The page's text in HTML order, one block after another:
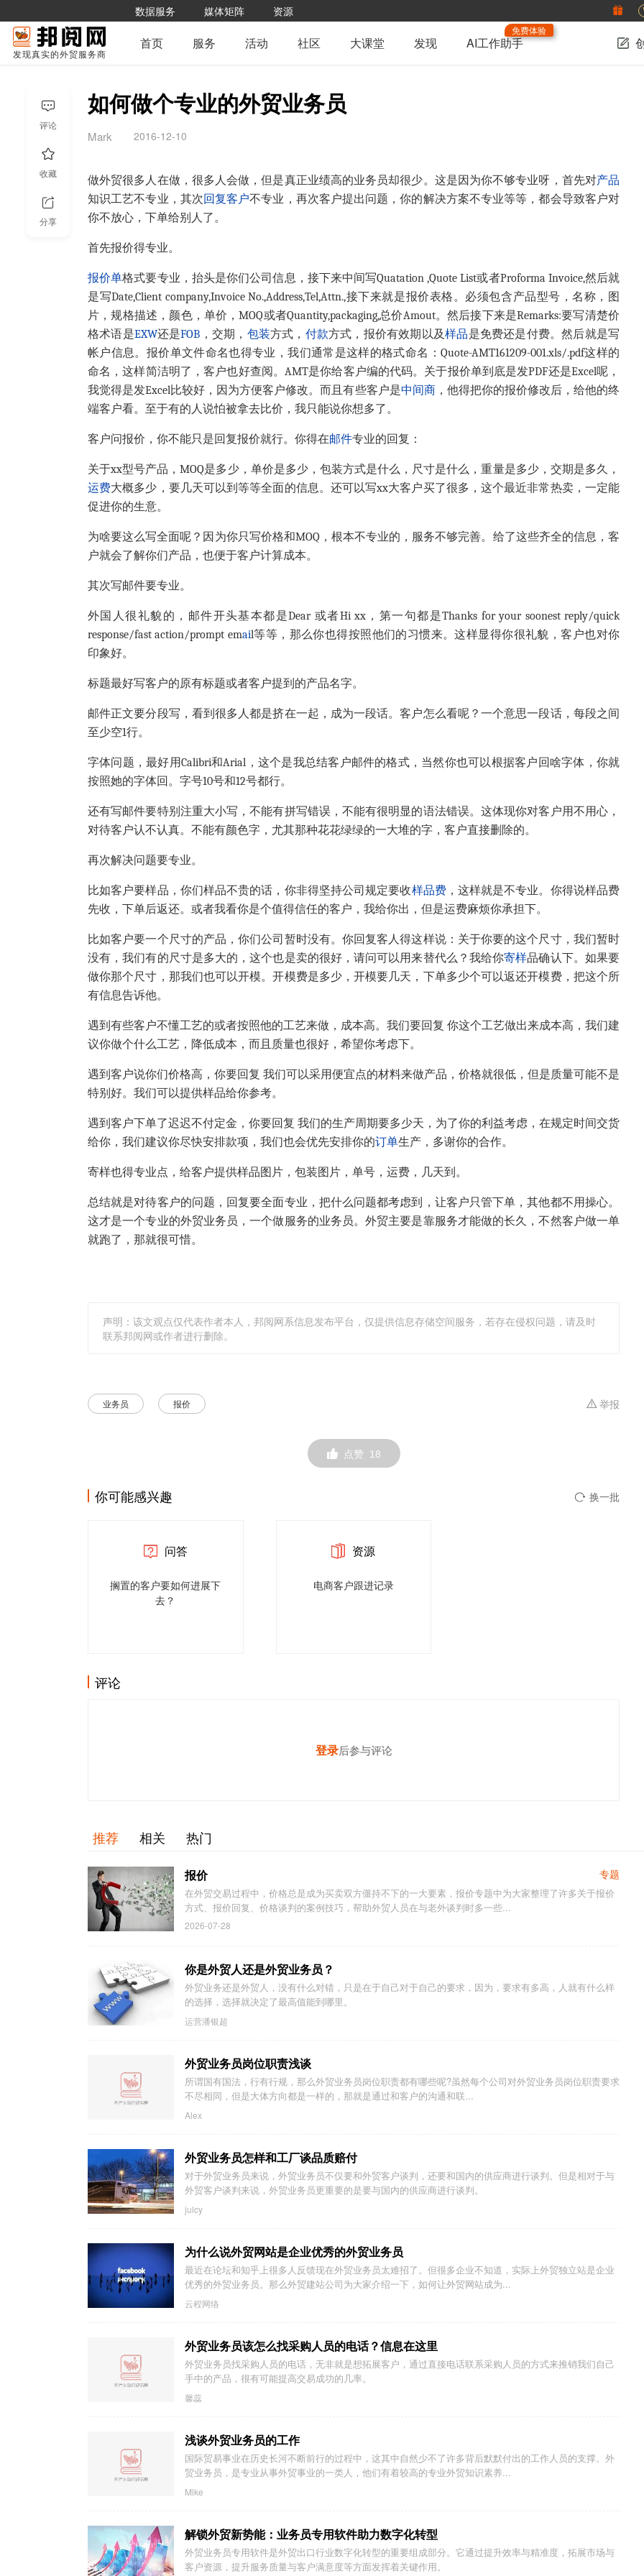
数据服务 媒体矩阵 资源
发现真实的外贸服务商
首页 服务 活动 社区 大课堂 发现 AI工作助手
免费体验
如何做个专业的外贸业务员
Mark 2016-12-10
做外贸很多人在做，很多人会做，但是真正业绩高的业务员却很少。这是因为你不够专业呀，首先对产品
知识工艺不专业，其次回复客户不专业，再次客户提出问题，你的解决方案不专业等等，都会导致客户对
你不放心，下单给别人了。
首先报价得专业。
报价单格式要专业，抬头是你们公司信息，接下来中间写Quatation ,Quote List或者Proforma Invoice,然后就
是写Date,Client company,Invoice No.,Address,Tel,Attn.,接下来就是报价表格。必须包含产品型号，名称，图
片，规格描述，颜色，单价，MOQ或者Quantity,packaging,总价Amout。然后接下来是Remarks:要写清楚价
格术语是EXW还是FOB ，交期， 包装方式， 付款方式，报价有效期以及样品是免费还是付费。然后就是写
帐户信息。报价单文件命名也得专业，我们通常是这样的格式命名：Quote-AMT161209-001.xls/.pdf这样的
命名，这样简洁明了，客户也好查阅。AMT是你给客户编的代码。关于报价单到底是发PDF还是Excel呢，
我觉得是发Excel比较好，因为方便客户修改。而且有些客户是中间商，他得把你的报价修改后，给他的终
端客户看。至于有的人说怕被拿去比价，我只能说你想多了。
客户问报价，你不能只是回复报价就行。你得在邮件专业的回复：
关于xx型号产品，MOQ是多少，单价是多少，包装方式是什么，尺寸是什么，重量是多少，交期是多久，
运费大概多少，要几天可以到等等全面的信息。还可以写xx大客户买了很多，这个最近非常热卖，一定能
促进你的生意。
为啥要这么写全面呢？因为你只写价格和MOQ，根本不专业的，服务不够完善。给了这些齐全的信息，客
户就会了解你们产品，也便于客户计算成本。
其次写邮件要专业。
外国人很礼貌的，邮件开头基本都是Dear 或者Hi xx，第一句都是Thanks for your soonest reply/quick
response/fast action/prompt email等等，那么你也得按照他们的习惯来。这样显得你很礼貌，客户也对你
印象好。
标题最好写客户的原有标题或者客户提到的产品名字。
邮件正文要分段写，看到很多人都是挤在一起，成为一段话。客户怎么看呢？一个意思一段话，每段之间
至少空1行。
字体问题，最好用Calibri和Arial，这个是我总结客户邮件的格式，当然你也可以根据客户回啥字体，你就
按照她的字体回。字号10号和12号都行。
还有写邮件要特别注重大小写，不能有拼写错误，不能有很明显的语法错误。这体现你对客户用不用心，
对待客户认不认真。不能有颜色字，尤其那种花花绿绿的一大堆的字，客户直接删除的。
再次解决问题要专业。
比如客户要样品，你们样品不贵的话，你非得坚持公司规定要收样品费，这样就是不专业。你得说样品费
先收，下单后返还。或者我看你是个值得信任的客户，我给你出，但是运费麻烦你承担下。
比如客户要一个尺寸的产品，你们公司暂时没有。你回复客人得这样说：关于你要的这个尺寸，我们暂时
没有，我们有的尺寸是多大的，这个也是卖的很好，请问可以用来替代么？我给你寄样品确认下。 如果要
做你那个尺寸，那我们也可以开模。开模费是多少，开模要几天，下单多少个可以返还开模费，把这个所
有信息告诉他。
遇到有些客户不懂工艺的或者按照他的工艺来做，成本高。我们要回复 你这个工艺做出来成本高，我们建
议你做个什么工艺，降低成本，而且质量也很好，希望你考虑下。
遇到客户说你们价格高，你要回复 我们可以采用便宜点的材料来做产品，价格就很低，但是质量可能不是
特别好。我们可以提供样品给你参考。
遇到客户下单了迟迟不付定金，你要回复 我们的生产周期要多少天，为了你的利益考虑，在规定时间交货
给你，我们建议你尽快安排款项，我们也会优先安排你的订单生产，多谢你的合作。
寄样也得专业点，给客户提供样品图片，包装图片，单号，运费，几天到。
总结就是对待客户的问题，回复要全面专业，把什么问题都考虑到，让客户只管下单，其他都不用操心。
这才是一个专业的外贸业务员，一个做服务的业务员。外贸主要是靠服务才能做的长久，不然客户做一单
就跑了，那就很可惜。
声明：该文观点仅代表作者本人，邦阅网系信息发布平台，仅提供信息存储空间服务，若存在侵权问题，请及时
联系邦阅网或作者进行删除。
业务员 报价 举报
点赞 18
评论
收藏
分享
你可能感兴趣 换一批
问答
搁置的客户要如何进展下
去？
资源
电商客户跟进记录
评论
登录后参与评论
发表你的高见
推荐 相关 热门
专题
报价
在外贸交易过程中，价格总是成为买卖双方僵持不下的一大要素，报价专题中为大家整理了许多关于报价
方式、报价回复、价格谈判的案例技巧，帮助外贸人员在与老外谈判时多一些...
2026-07-28
你是外贸人还是外贸业务员？
外贸业务还是外贸人，没有什么对错，只是在于自己对于自己的要求，因为，要求有多高，人就有什么样
的选择，选择就决定了最高值能到哪里。
运营潘银超
外贸业务员岗位职责浅谈
所谓国有国法，行有行规，那么外贸业务员岗位职责都有哪些呢?虽然每个公司对外贸业务员岗位职责要求
不尽相同，但是大体方向都是一样的，那就是通过和客户的沟通和联...
Alex
外贸业务员怎样和工厂谈品质赔付
对于外贸业务员来说，外贸业务员不仅要和外贸客户谈判，还要和国内的供应商进行谈判。但是相对于与
外贸客户谈判来说，外贸业务员更重要的是要与国内的供应商进行谈判。
julcy
为什么说外贸网站是企业优秀的外贸业务员
最近在论坛和知乎上很多人反馈现在外贸业务员太难招了。但很多企业不知道，实际上外贸独立站是企业
优秀的外贸业务员。那么外贸建站公司为大家介绍一下，如何让外贸网站成为...
云程网络
外贸业务员该怎么找采购人员的电话？信息在这里
外贸业务员找采购人员的电话，无非就是想拓展客户，通过直接电话联系采购人员的方式来推销我们自己
手中的产品，很有可能提高交易成功的几率。
馨蕊
浅谈外贸业务员的工作
国际贸易事业在历史长河不断前行的过程中，这其中自然少不了许多背后默默付出的工作人员的支撑。外
贸业务员，是专业从事外贸事业的一类人，他们有着较高的专业外贸知识素养...
Mike
解锁外贸新势能：业务员专用软件助力数字化转型
外贸业务员专用软件是外贸出口行业数字化转型的重要组成部分。它通过提升效率与精准度，拓展市场与
客户资源，提升服务质量与客户满意度等方面发挥着关键作用。